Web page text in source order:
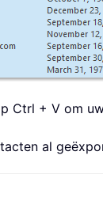
Ctrl + V om
al